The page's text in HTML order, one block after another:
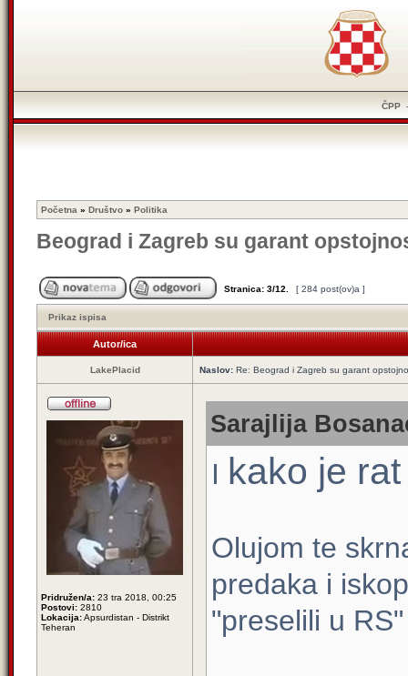
ČPP
Početna » Društvo » Politika
Beograd i Zagreb su garant
Stranica: 3/12 [ 284 post(ov)a ]
Prikaz ispisa
Autor/ica
LakePlacid Naslov: Re: Beograd i Zagreb su garant
Pridružen/a: 23 tra 2018, 00:25
Postovi: 2810
Lokacija:Apsurdistan - Distrikt
Teheran
Sarajlija
I kako je
Olujom te
predaka i
"preselili u RS"